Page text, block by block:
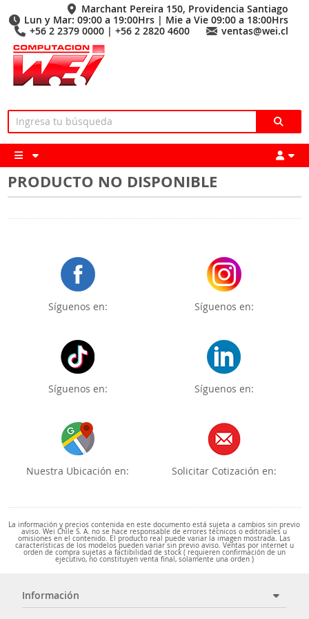
Marchant Pereira 150, Providencia Santiago
Lun y Mar: 09:00 a 19:00Hrs | Mie a Vie 09:00 a 18:00Hrs
+56 2 2379 0000 | +56 2 2820 4600
ventas@wei.cl
PRODUCTO NO DISPONIBLE
Síguenos en: Síguenos en:
Síguenos en: Síguenos en:
Nuestra Ubicación en: Solicitar Cotización en:
La información y precios contenida en este documento está sujeta a cambios sin previo
aviso. Wei Chile S. A. no se hace responsable de errores técnicos o editoriales u
omisiones en el contenido. El producto real puede variar la imagen mostrada. Las
características de los modelos pueden variar sin previo aviso. Ventas por internet u
orden de compra sujetas a factibilidad de stock ( requieren confirmación de un
ejecutivo, no constituyen venta final, solamente una orden )
Información